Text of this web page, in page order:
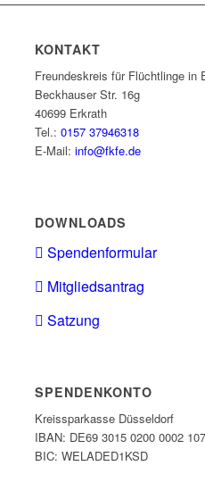
KONTAKT
Freundeskreis für Flüchtlinge in
Beckhauser Str. 16g
40699 Erkrath
Tel.: 0157 37946318
E-Mail: info@fkfe.de
DOWNLOADS
Spendenformular
Mitgliedsantrag
Satzung
SPENDENKONTO
Kreissparkasse Düsseldorf
IBAN: DE69 3015 0200 0002
BIC: WELADED1KSD